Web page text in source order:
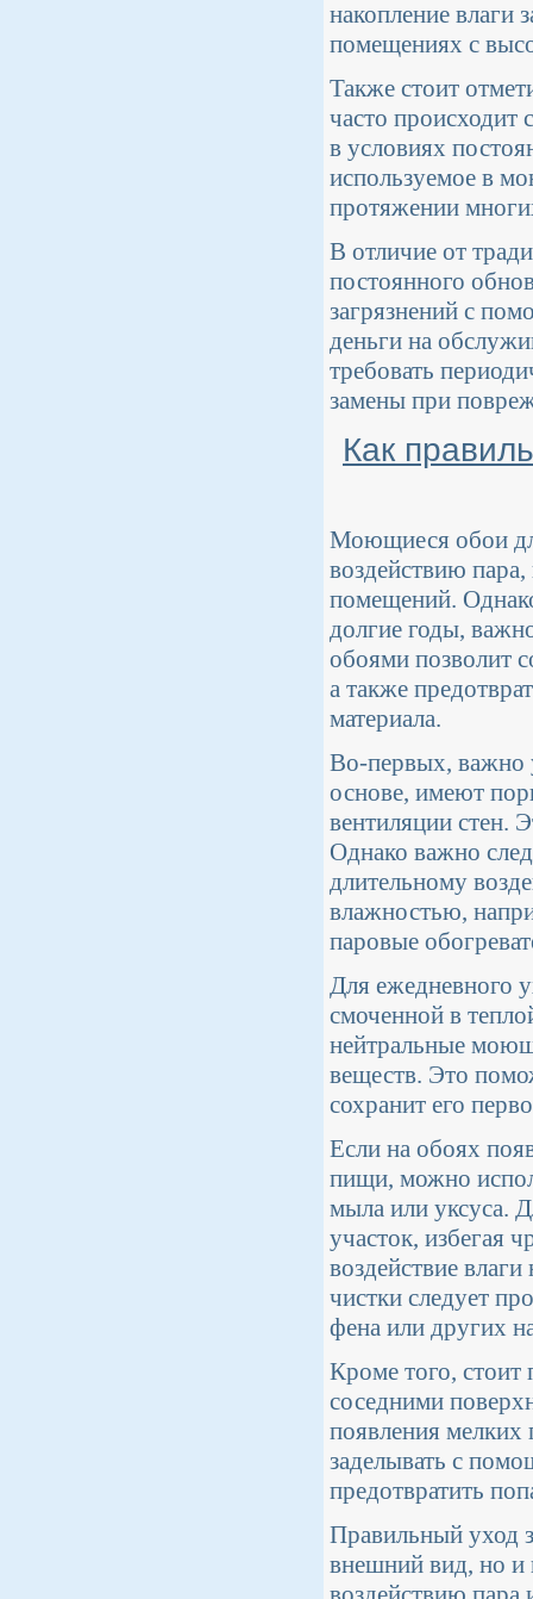
накопление влаги
помещениях с
Также стоит
часто происходит
в условиях
используемое в
протяжении
В отличие от
постоянного
загрязнений с
деньги на
требовать
замены при
Как
Моющиеся обои
воздействию пара,
помещений.
долгие годы,
обоями позволит
а также
материала.
Во-первых, важно
основе, имеют
вентиляции стен.
Однако важно
длительному
влажностью,
паровые
Для ежедневного
смоченной в
нейтральные
веществ. Это
сохранит его
Если на обоях
пищи, можно
мыла или уксуса.
участок, избегая
воздействие
чистки следует
фена или других
Кроме того, стоит
соседними
появления
заделывать с
предотвратить
Правильный уход
внешний вид, но и